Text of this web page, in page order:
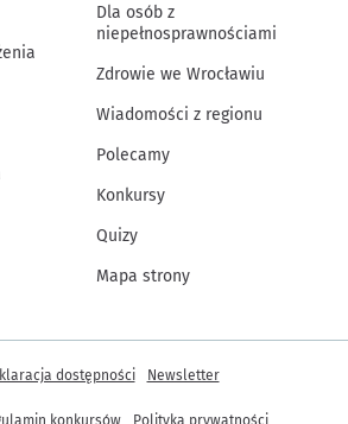
Dla osób z
niepełnosprawnościami
Zdrowie we Wrocławiu
Wiadomości z regionu
Polecamy
Konkursy
Quizy
Mapa strony
dostępności Newsletter
konkursów Polityka prywatności